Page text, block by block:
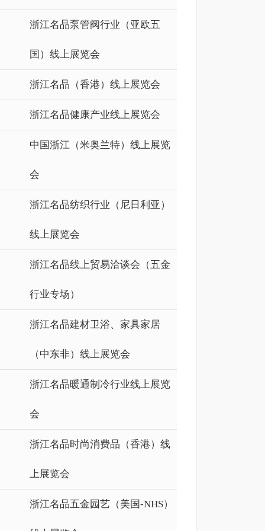
浙江名品泵管阀行业（亚欧五
国）线上展览会
浙江名品（香港）线上展览会
浙江名品健康产业线上展览会
中国浙江（米奥兰特）线上展览
会
浙江名品纺织行业（尼日利亚）
线上展览会
浙江名品线上贸易洽谈会（五金
行业专场）
浙江名品建材卫浴、家具家居
（中东非）线上展览会
浙江名品暖通制冷行业线上展览
会
浙江名品时尚消费品（香港）线
上展览会
浙江名品五金园艺（美国-NHS）